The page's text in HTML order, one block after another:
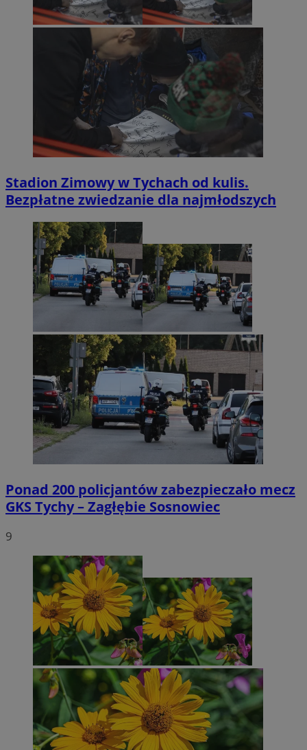
Stadion Zimowy w Tychach od kulis.
Bezpłatne zwiedzanie dla najmłodszych
Ponad 200 policjantów zabezpieczało mecz
GKS Tychy – Zagłębie Sosnowiec
9